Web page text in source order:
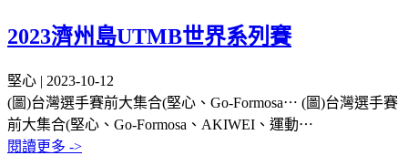
2023濟州島UTMB世界系列賽
堅心 | 2023-10-12
(圖)台灣選手賽前大集合(堅心、Go-Formosa⋯ (圖)台灣選手賽
前大集合(堅心、Go-Formosa、AKIWEI、運動⋯
閱讀更多 ->